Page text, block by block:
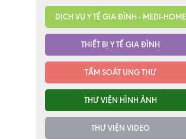
DỊCH VỤ Y TẾ GIA ĐÌNH - MEDI-HOME
THIẾT BỊ Y TẾ GIA ĐÌNH
TẦM SOÁT UNG THƯ
THƯ VIỆN HÌNH ẢNH
THƯ VIỆN VIDEO